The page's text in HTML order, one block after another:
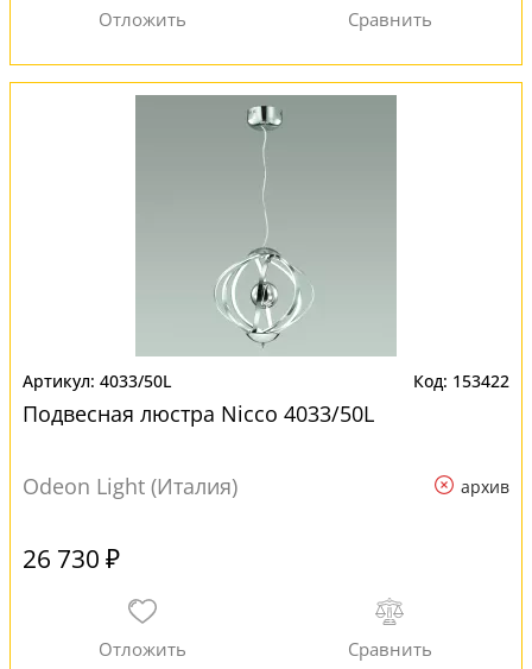
4033/50L 153422
Подвесная люстра Nicco 4033/50L
Odeon Light (Италия) архив
26 730 ₽